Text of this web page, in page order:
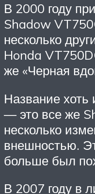
В 2000 году
Shadow
несколько
Honda
же «Черная
Название хоть
— это все же
несколько
внешностью.
больше был
В 2007 году в